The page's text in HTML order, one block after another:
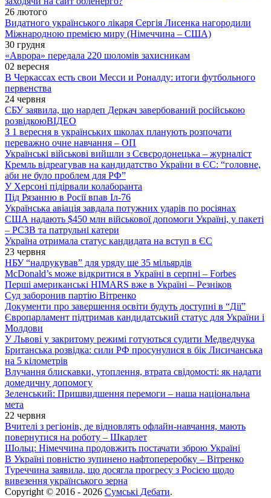
26 лютого
Видатного українського лікаря Сергія Лисенка нагородили
Міжнародною премією миру (Німеччина – США)
30 грудня
«Аврора» передала 220 шоломів захисникам
02 вересня
В Черкассах есть свои Месси и Роналду: итоги футбольного
первенства
24 червня
СБУ заявила, що нардеп Деркач завербований російською
розвідкоюВІДЕО
З 1 вересня в українських школах планують розпочати
переважно очне навчання – ОП
Українські військові вийшли з Сєвєродонецька – журналіст
Кремль відреагував на кандидатство України в ЄС: “головне,
аби не було проблем для РФ”
У Херсоні підірвали колаборанта
Під Рязанню в Росії впав Іл-76
Українська авіація завдала потужних ударів по росіянах
США надають $450 млн військової допомоги Україні, у пакеті
– РСЗВ та патрульні катери
Україна отримала статус кандидата на вступ в ЄС
23 червня
НБУ “надрукував” для уряду ще 35 мільярдів
McDonald’s може відкритися в Україні в серпні – Forbes
Перші американські HIMARS вже в Україні – Резніков
Суд заборонив партію Вітренко
Документи про завершення освіти будуть доступні в “Дії”
Європарламент підтримав кандидатський статус для України і
Молдови
У Львові у закритому режимі готуються судити Медведчука
Британська розвідка: сили РФ просунулися в бік Лисичанська
на 5 кілометрів
Влучання блискавки, утоплення, втрата свідомості: як надати
домедичну допомогу
Зеленський: Пришвидшення перемоги – наша національна
мета
22 червня
Вчителі з регіонів, де відновлять офлайн-навчання, мають
повернутися на роботу – Шкарлет
Шольц: Німеччина продовжить постачати зброю Україні
В Україні повністю зупинено нафтопереробку – Вітренко
Туреччина заявила, що досягла прогресу з Росією щодо
вивезення українського зерна
Copyright © 2016 - 2026 Сумські Дебати.